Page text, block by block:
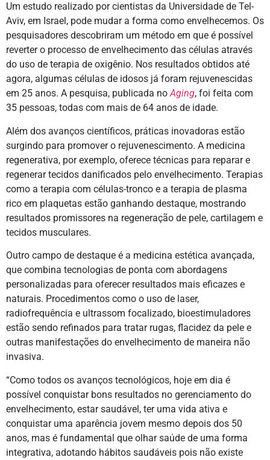
Um estudo realizado por cientistas da Universidade de Tel-
Aviv, em Israel, pode mudar a forma como envelhecemos. Os
pesquisadores descobriram um método em que é possível
reverter o processo de envelhecimento das células através
do uso de terapia de oxigênio. Nos resultados obtidos até
agora, algumas células de idosos já foram rejuvenescidas
em 25 anos. A pesquisa, publicada noAging, foi feita com
35 pessoas, todas com mais de 64 anos de idade.
Além dos avanços científicos, práticas inovadoras estão
surgindo para promover o rejuvenescimento. A medicina
regenerativa, por exemplo, oferece técnicas para reparar e
regenerar tecidos danificados pelo envelhecimento. Terapias
como a terapia com células-tronco e a terapia de plasma
rico em plaquetas estão ganhando destaque, mostrando
resultados promissores na regeneração de pele, cartilagem e
tecidos musculares.
Outro campo de destaque é a medicina estética avançada,
que combina tecnologias de ponta com abordagens
personalizadas para oferecer resultados mais eficazes e
naturais. Procedimentos como o uso de laser,
radiofrequência e ultrassom focalizado, bioestimuladores
estão sendo refinados para tratar rugas, flacidez da pele e
outras manifestações do envelhecimento de maneira não
invasiva.
“Como todos os avanços tecnológicos, hoje em dia é
possível conquistar bons resultados no gerenciamento do
envelhecimento, estar saudável, ter uma vida ativa e
conquistar uma aparência jovem mesmo depois dos 50
anos, mas é fundamental que olhar saúde de uma forma
integrativa, adotando hábitos saudáveis pois não existe